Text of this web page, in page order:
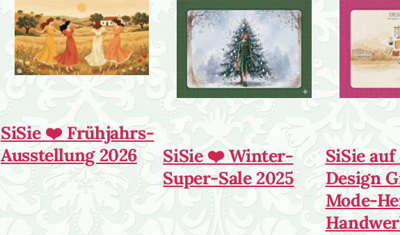
SiSie ❤️ Frühjahrs-
Ausstellung 2026
SiSie ❤️ Winter-
Super-Sale 2025
SiSie
Design
Mode-